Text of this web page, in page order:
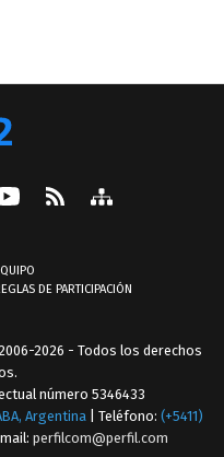
DE PARTICIPACIÓN
2026 - Todos los derechos
número 5346433
Argentina | Teléfono: (+5411)
mail: perfilcom@perfil.com